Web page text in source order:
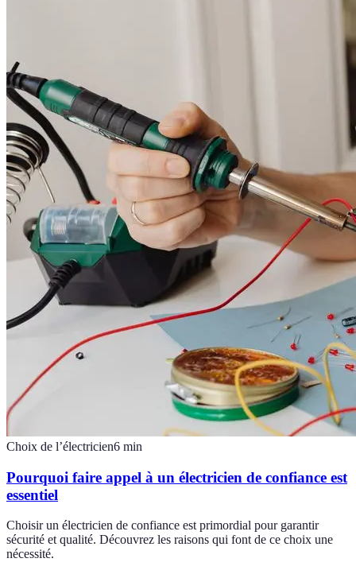
Choix de l’électricien6 min
Pourquoi faire appel à un électricien de confiance est
essentiel
Choisir un électricien de confiance est primordial pour garantir
sécurité et qualité. Découvrez les raisons qui font de ce choix une
nécessité.